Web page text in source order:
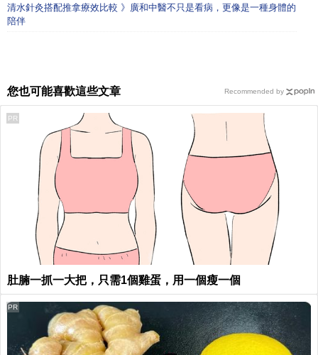
清水針灸搭配推拿療效比較 》廣和中醫不只是看病，更像是一種身體的
陪伴
您也可能喜歡這些文章
肚腩一抓一大把，只需1個雞蛋，用一個瘦一個
PR
PR
Recommended by